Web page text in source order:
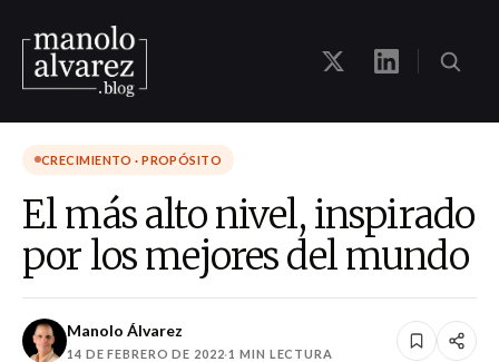
CRECIMIENTO · PROPÓSITO
El más alto nivel, inspirado
por los mejores del mundo
Manolo Álvarez
14 DE FEBRERO DE 2022·1 MIN LECTURA